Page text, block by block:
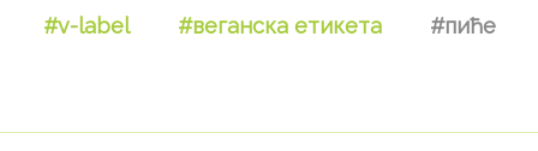
#v-label #веганска етикета #пиће